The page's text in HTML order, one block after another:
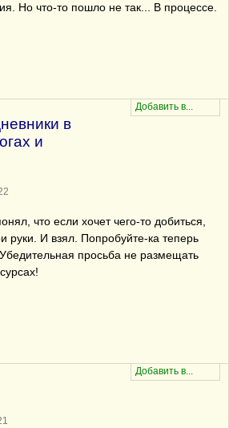
Но что-то пошло не так... В процессе.
в
и
что если хочет чего-то добиться,
руки. И взял. Попробуйте-ка теперь
просьба не размещать